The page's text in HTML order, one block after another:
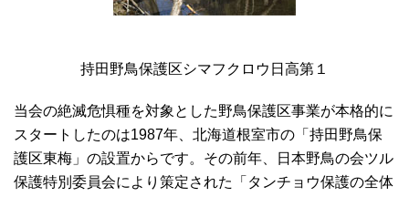
持田野鳥保護区シマフクロウ日高第１
当会の絶滅危惧種を対象とした野鳥保護区事業が本格的に
スタートしたのは1987年、北海道根室市の「持田野鳥保
護区東梅」の設置からです。その前年、日本野鳥の会ツル
保護特別委員会により策定された「タンチョウ保護の全体